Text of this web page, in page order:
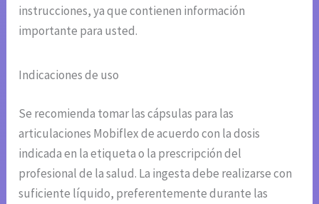
instrucciones, ya que contienen información
importante para usted.
Indicaciones de uso
Se recomienda tomar las cápsulas para las
articulaciones Mobiflex de acuerdo con la dosis
indicada en la etiqueta o la prescripción del
profesional de la salud. La ingesta debe realizarse con
suficiente líquido, preferentemente durante las